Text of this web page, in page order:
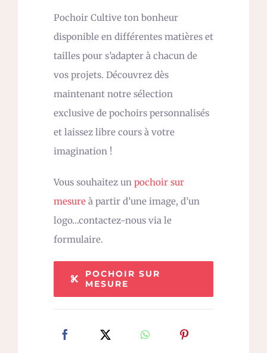
Pochoir Cultive ton bonheur
disponible en différentes matières et
tailles pour s’adapter à chacun de
vos projets. Découvrez dès
maintenant notre sélection
exclusive de pochoirs personnalisés
et laissez libre cours à votre
imagination !
Vous souhaitez un pochoir sur
mesure à partir d’une image, d’un
logo…contactez-nous via le
formulaire.
POCHOIR SUR
MESURE